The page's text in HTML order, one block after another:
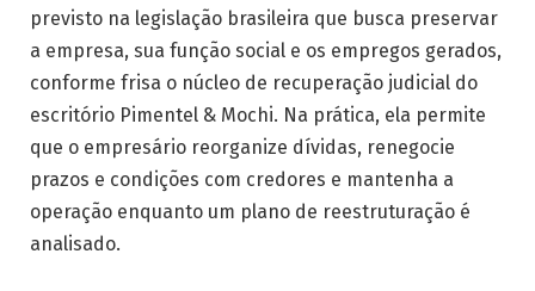
previsto na legislação brasileira que busca preservar
a empresa, sua função social e os empregos gerados,
conforme frisa o núcleo de recuperação judicial do
escritório Pimentel & Mochi. Na prática, ela permite
que o empresário reorganize dívidas, renegocie
prazos e condições com credores e mantenha a
operação enquanto um plano de reestruturação é
analisado.